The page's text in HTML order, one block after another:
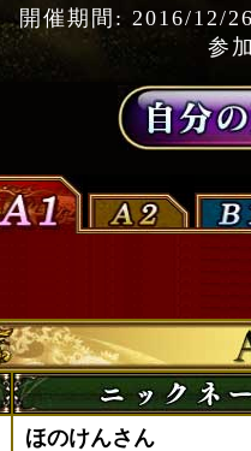
開催期間: 2016/12/
参
ほのけんさん